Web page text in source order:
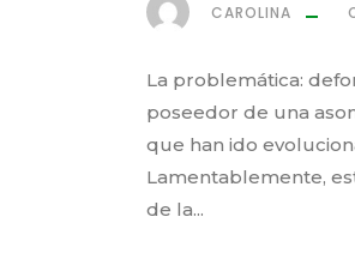
CAROLINA
La problemática:
poseedor de una
que han ido
Lamentablemente,
de la...